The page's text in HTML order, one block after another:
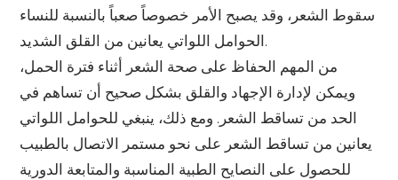
سقوط الشعر، وقد يصبح الأمر خصوصاً صعباً بالنسبة للنساء
الحوامل اللواتي يعانين من القلق الشديد.
من المهم الحفاظ على صحة الشعر أثناء فترة الحمل،
ويمكن لإدارة الإجهاد والقلق بشكل صحيح أن تساهم في
الحد من تساقط الشعر. ومع ذلك، ينبغي للحوامل اللواتي
يعانين من تساقط الشعر على نحو مستمر الاتصال بالطبيب
للحصول على النصايح الطبية المناسبة والمتابعة الدورية